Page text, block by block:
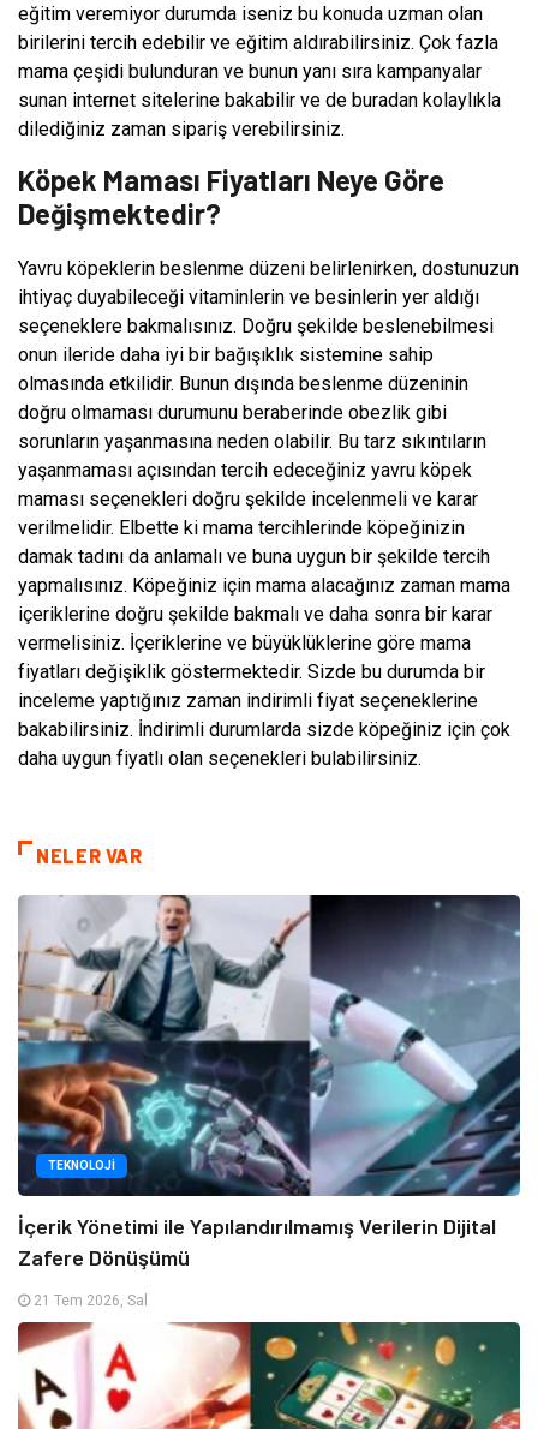
eğitim veremiyor durumda iseniz bu konuda uzman olan
birilerini tercih edebilir ve eğitim aldırabilirsiniz. Çok fazla
mama çeşidi bulunduran ve bunun yanı sıra kampanyalar
sunan internet sitelerine bakabilir ve de buradan kolaylıkla
dilediğiniz zaman sipariş verebilirsiniz.
Köpek Maması Fiyatları Neye Göre
Değişmektedir?
Yavru köpeklerin beslenme düzeni belirlenirken, dostunuzun
ihtiyaç duyabileceği vitaminlerin ve besinlerin yer aldığı
seçeneklere bakmalısınız. Doğru şekilde beslenebilmesi
onun ileride daha iyi bir bağışıklık sistemine sahip
olmasında etkilidir. Bunun dışında beslenme düzeninin
doğru olmaması durumunu beraberinde obezlik gibi
sorunların yaşanmasına neden olabilir. Bu tarz sıkıntıların
yaşanmaması açısından tercih edeceğiniz yavru köpek
maması seçenekleri doğru şekilde incelenmeli ve karar
verilmelidir. Elbette ki mama tercihlerinde köpeğinizin
damak tadını da anlamalı ve buna uygun bir şekilde tercih
yapmalısınız. Köpeğiniz için mama alacağınız zaman mama
içeriklerine doğru şekilde bakmalı ve daha sonra bir karar
vermelisiniz. İçeriklerine ve büyüklüklerine göre mama
fiyatları değişiklik göstermektedir. Sizde bu durumda bir
inceleme yaptığınız zaman indirimli fiyat seçeneklerine
bakabilirsiniz. İndirimli durumlarda sizde köpeğiniz için çok
daha uygun fiyatlı olan seçenekleri bulabilirsiniz.
NELER VAR
TEKNOLOJI
İçerik Yönetimi ile Yapılandırılmamış Verilerin Dijital
Zafere Dönüşümü
21 Tem 2026, Sal